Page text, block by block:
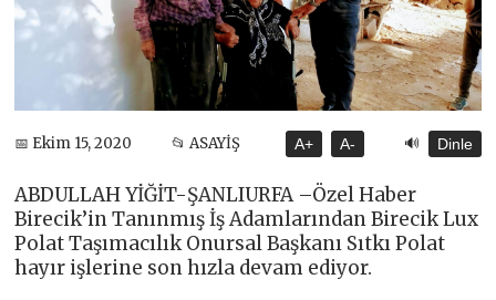
📅 Ekim 15, 2020 📂 ASAYİŞ A+ A- 🔊 Dinle
ABDULLAH YİĞİT-ŞANLIURFA –Özel Haber
Birecik’in Tanınmış İş Adamlarından Birecik Lux
Polat Taşımacılık Onursal Başkanı Sıtkı Polat
hayır işlerine son hızla devam ediyor.